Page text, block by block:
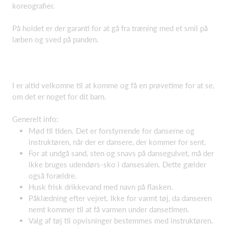
koreografier.
På holdet er der garanti for at gå fra træning med et smil på
læben og sved på panden.
I er altid velkomne til at komme og få en prøvetime for at se,
om det er noget for dit barn.
Generelt info:
Mød til tiden. Det er forstyrrende for danserne og
instruktøren, når der er dansere, der kommer for sent.
For at undgå sand, sten og snavs på dansegulvet, må der
ikke bruges udendørs-sko i dansesalen. Dette gælder
også forældre.
Husk frisk drikkevand med navn på flasken.
Påklædning efter vejret. Ikke for varmt tøj, da danseren
nemt kommer til at få varmen under dansetimen.
Valg af tøj til opvisninger bestemmes med instruktøren.